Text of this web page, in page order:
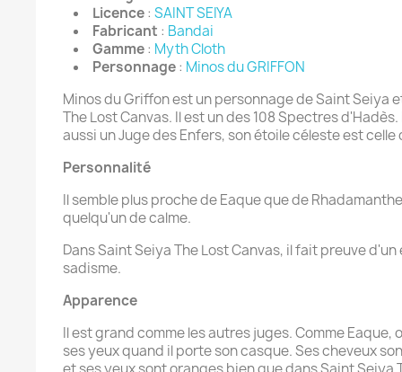
Licence: SAINT SEIYA
Fabricant : Bandai
Gamme: Myth Cloth
Personnage: Minos du GRIFFON
Minos du Griffon est un personnage de Saint Seiya
The Lost Canvas. Il est un des 108 Spectres
aussi un Juge des Enfers, son étoile céleste est celle
Personnalité
Il semble plus proche de Eaque que de
quelqu'un de calme.
Dans Saint Seiya The Lost Canvas, il fait preuve
sadisme.
Apparence
Il est grand comme les autres juges. Comme Eaque,
ses yeux quand il porte son casque. Ses cheveux